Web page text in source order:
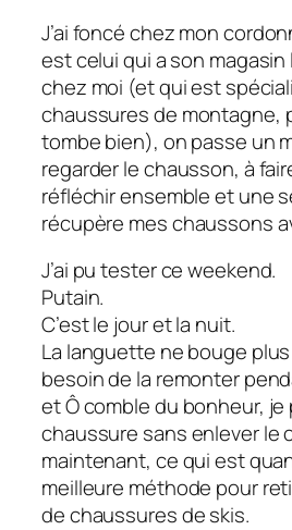
J’ai foncé chez mon
est celui qui a son
chez moi (et qui est
chaussures de montagne,
tombe bien), on passe un
regarder le chausson, à
réfléchir ensemble et une
récupère mes chaussons
J’ai pu tester ce weekend.
Putain.
C’est le jour et la nuit.
La languette ne bouge plus
besoin de la remonter
et Ô comble du bonheur,
chaussure sans enlever le
maintenant, ce qui est
meilleure méthode pour
de chaussures de skis.